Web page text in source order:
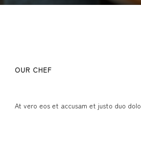
OUR CHEF
At vero eos et accusam et justo duo